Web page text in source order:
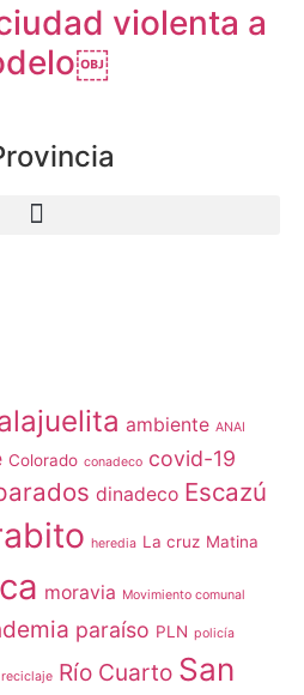
violenta a
ambiente ANAI
Colorado conadeco covid-19
dinadeco Escazú
heredia La cruz Matina
moravia Movimiento comunal
paraíso PLN policía
reciclaje Río Cuarto San